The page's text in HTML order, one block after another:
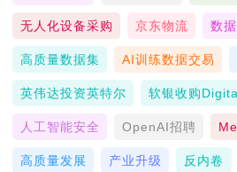
无人化设备采购 京东物流 数
高质量数据集 AI训练数据交易
英伟达投资英特尔 软银收购
人工智能安全 OpenAI招聘
高质量发展 产业升级 反内卷